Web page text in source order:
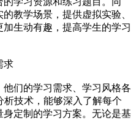
教学场景，提供虚拟实验、
生动有趣，提高学生的学习
求
们的学习需求、学习风格各
技术，能够深入了解每个
定制的学习方案。无论是基